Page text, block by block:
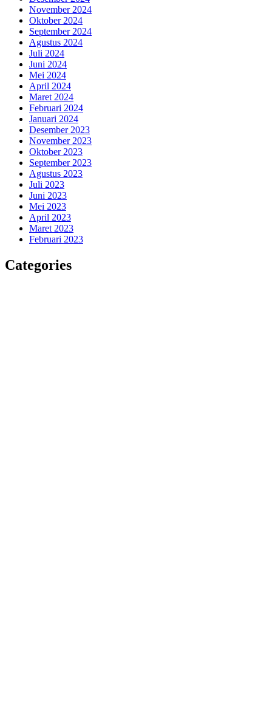
November 2024
Oktober 2024
September 2024
Agustus 2024
Juli 2024
Juni 2024
Mei 2024
April 2024
Maret 2024
Februari 2024
Januari 2024
Desember 2023
November 2023
Oktober 2023
September 2023
Agustus 2023
Juli 2023
Juni 2023
Mei 2023
April 2023
Maret 2023
Februari 2023
Categories